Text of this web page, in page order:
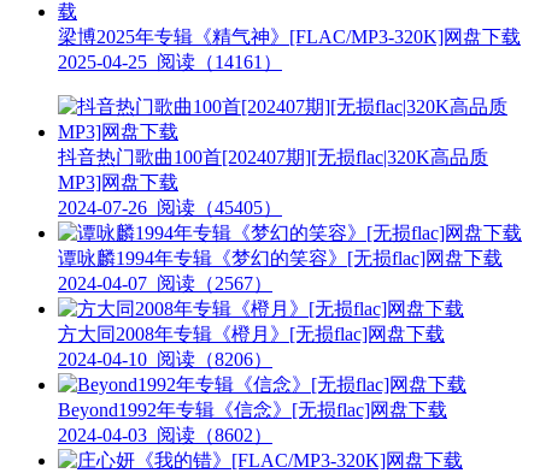
梁博2025年专辑《精气神》[FLAC/MP3-320K]网盘下载
2025-04-25 阅读（14161）
抖音热门歌曲100首[202407期][无损flac|320K高品质
MP3]网盘下载
2024-07-26 阅读（45405）
谭咏麟1994年专辑《梦幻的笑容》[无损flac]网盘下载
2024-04-07 阅读（2567）
方大同2008年专辑《橙月》[无损flac]网盘下载
2024-04-10 阅读（8206）
Beyond1992年专辑《信念》[无损flac]网盘下载
2024-04-03 阅读（8602）